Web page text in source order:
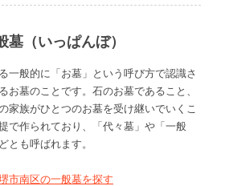
墓（いっぱんぼ）
一般的に「お墓」という呼び方で認識さ
お墓のことです。石のお墓であること、
家族がひとつのお墓を受け継いでいくこ
で作られており、「代々墓」や「一般
とも呼ばれます。
市南区の一般墓を探す